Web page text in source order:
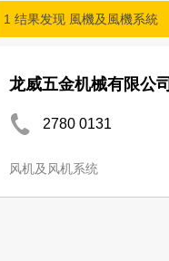
1 结果发现 風機及風機系統
龙威五金机械有限公司
2780 0131
风机及风机系统